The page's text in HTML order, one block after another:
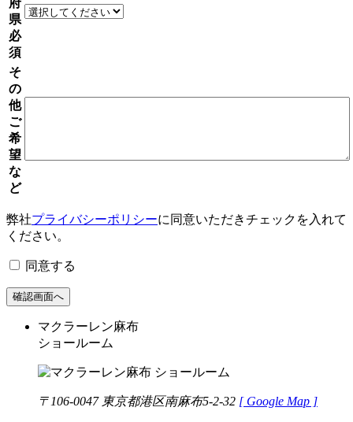
県
必
須
そ
の
他
ご
希
望
な
ど
弊社プライバシーポリシーに同意いただきチェックを入れて
ください。
同意する
マクラーレン麻布
ショールーム
〒106-0047 東京都港区南麻布5-2-32 [ Google Map ]